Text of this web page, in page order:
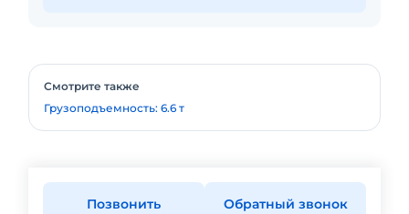
Смотрите также
Грузоподъемность: 6.6 т
Позвонить Обратный звонок